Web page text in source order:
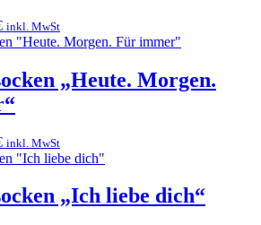
inkl. MwSt
„Heute. Morgen.
inkl. MwSt
„Ich liebe dich“